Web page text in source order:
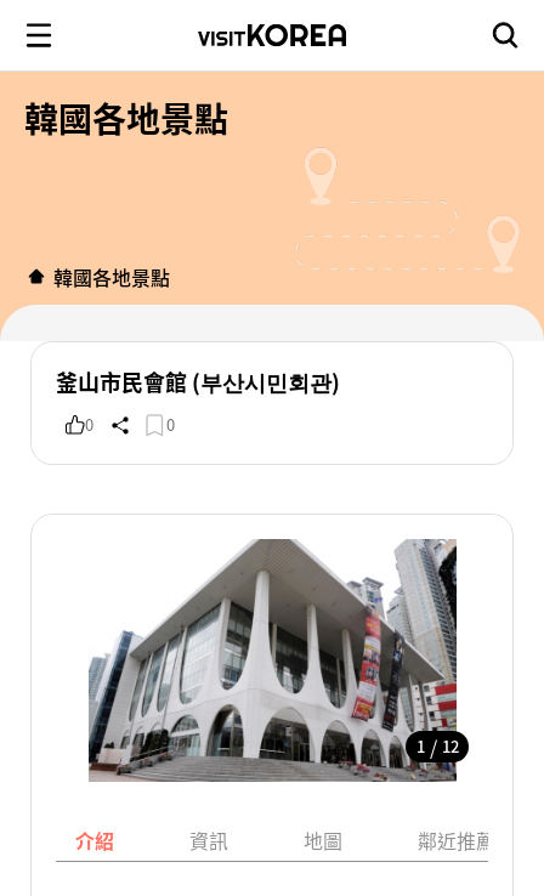
韓國各地景點
韓國各地景點
釜山市民會館 (부산시민회관)
0 0
1 / 12
介紹 資訊 地圖 鄰近推薦景點